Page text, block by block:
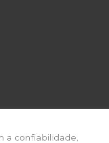
a confiabilidade,